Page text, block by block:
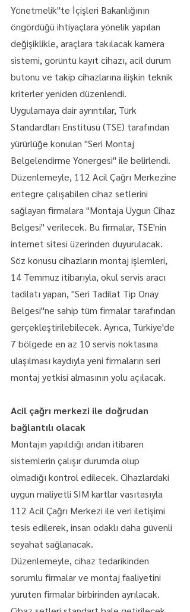
Yönetmelik"te İçişleri Bakanlığının
öngördüğü ihtiyaçlara yönelik yapılan
değişiklikle, araçlara takılacak kamera
sistemi, görüntü kayıt cihazı, acil durum
butonu ve takip cihazlarına ilişkin teknik
kriterler yeniden düzenlendi.
Uygulamaya dair ayrıntılar, Türk
Standardları Enstitüsü (TSE) tarafından
yürürlüğe konulan "Seri Montaj
Belgelendirme Yönergesi" ile belirlendi.
Düzenlemeyle, 112 Acil Çağrı Merkezine
entegre çalışabilen cihaz setlerini
sağlayan firmalara "Montaja Uygun Cihaz
Belgesi" verilecek. Bu firmalar, TSE'nin
internet sitesi üzerinden duyurulacak.
Söz konusu cihazların montaj işlemleri,
14 Temmuz itibarıyla, okul servis aracı
tadilatı yapan, "Seri Tadilat Tip Onay
Belgesi"ne sahip tüm firmalar tarafından
gerçekleştirilebilecek. Ayrıca, Türkiye'de
7 bölgede en az 10 servis noktasına
ulaşılması kaydıyla yeni firmaların seri
montaj yetkisi almasının yolu açılacak.
Acil çağrı merkezi ile doğrudan
bağlantılı olacak
Montajın yapıldığı andan itibaren
sistemlerin çalışır durumda olup
olmadığı kontrol edilecek. Cihazlardaki
uygun maliyetli SIM kartlar vasıtasıyla
112 Acil Çağrı Merkezi ile veri iletişimi
tesis edilerek, insan odaklı daha güvenli
seyahat sağlanacak.
Düzenlemeyle, cihaz tedarikinden
sorumlu firmalar ve montaj faaliyetini
yürüten firmalar birbirinden ayrılacak.